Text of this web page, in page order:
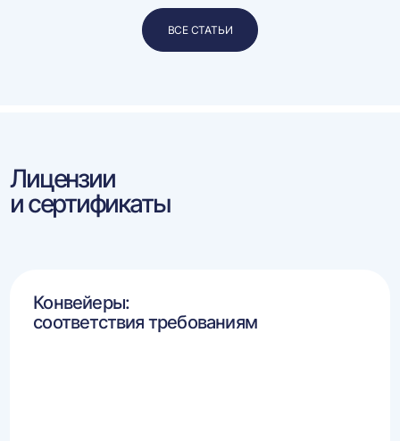
ВСЕ СТАТЬИ
Лицензии
и сертификаты
Конвейеры:
соответствия требованиям